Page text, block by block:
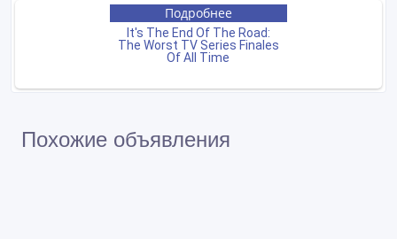
Похожие объявления